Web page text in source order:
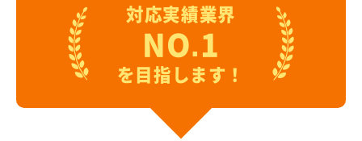
対応実績業界
NO.1
を目指します！